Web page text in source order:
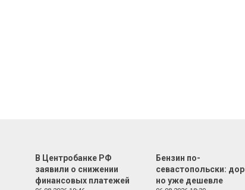
В Центробанке РФ
заявили о снижении
финансовых платежей
Бензин по-
севастопольски:
но уже дешевле